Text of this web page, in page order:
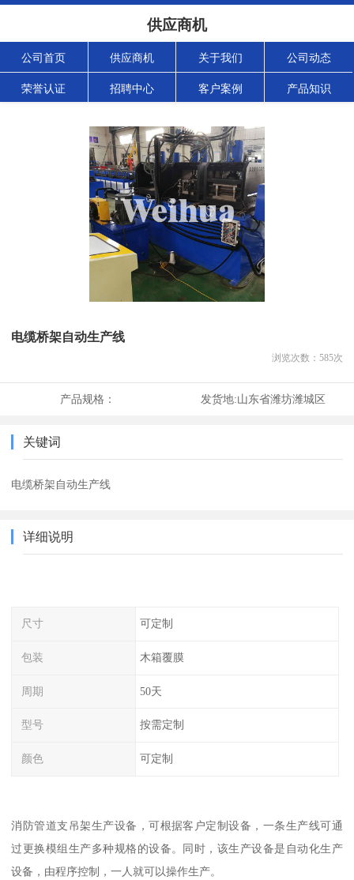
供应商机
公司首页 供应商机 关于我们 公司动态
荣誉认证 招聘中心 客户案例 产品知识
电缆桥架自动生产线
浏览次数： 585次
产品规格： 发货地:山东省潍坊潍城区
关键词
电缆桥架自动生产线
详细说明
尺寸 可定制
包装 木箱覆膜
周期 50天
型号 按需定制
颜色 可定制
消防管道支吊架生产设备，可根据客户定制设备，一条生产线可通
过更换模组生产多种规格的设备。同时，该生产设备是自动化生产
设备，由程序控制，一人就可以操作生产。